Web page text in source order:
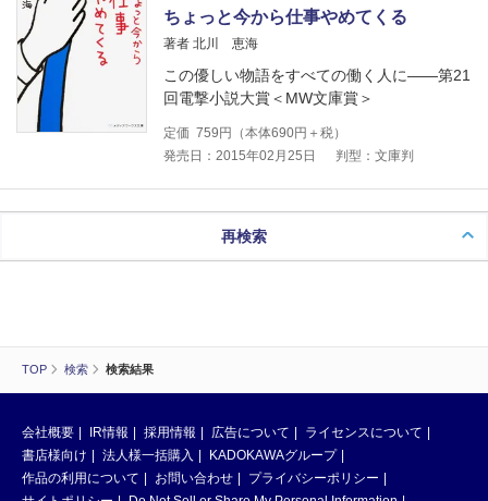
TOP 検索 検索結果
ちょっと今から仕事やめてくる
著者 北川 恵海
この優しい物語をすべての働く人に――第21
回電撃小説大賞＜MW文庫賞＞
定価 759 円（本体690円＋税）
発売日：2015年02月25日
判型：文庫判
再検索
会社概要 IR情報 採用情報 広告について
ライセンスについて
書店様向け
法人様一括購入
KADOKAWAグループ
作品の利用について
お問い合わせ
プライバシーポリシー